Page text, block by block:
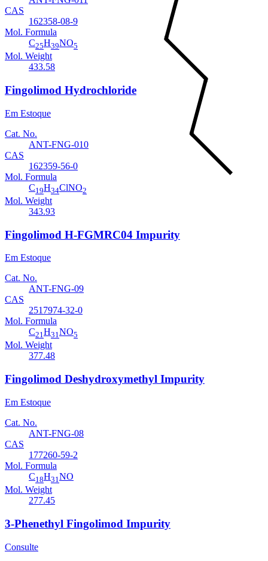
CAS
162358-08-9
Mol. Formula
C25H39NO5
Mol. Weight
433.58
Fingolimod Hydrochloride
Em Estoque
Cat. No.
ANT-FNG-010
CAS
162359-56-0
Mol. Formula
C19H34ClNO2
Mol. Weight
343.93
Fingolimod H-FGMRC04 Impurity
Em Estoque
Cat. No.
ANT-FNG-09
CAS
2517974-32-0
Mol. Formula
C21H31NO5
Mol. Weight
377.48
Fingolimod Deshydroxymethyl Impurity
Em Estoque
Cat. No.
ANT-FNG-08
CAS
177260-59-2
Mol. Formula
C18H31NO
Mol. Weight
277.45
3-Phenethyl Fingolimod Impurity
Consulte